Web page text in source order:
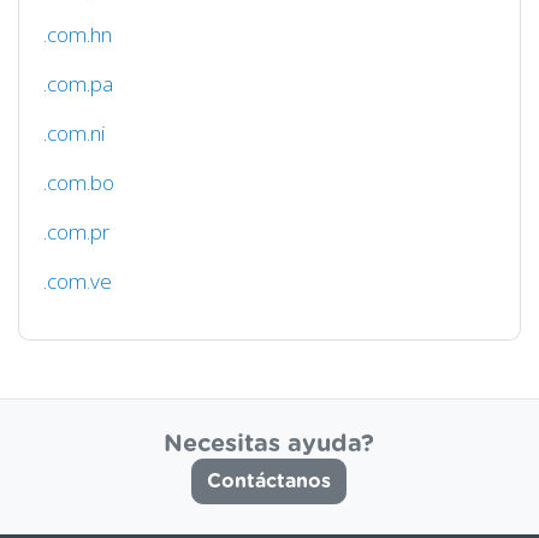
.com.hn
.com.pa
.com.ni
.com.bo
.com.pr
.com.ve
Necesitas ayuda?
Contáctanos